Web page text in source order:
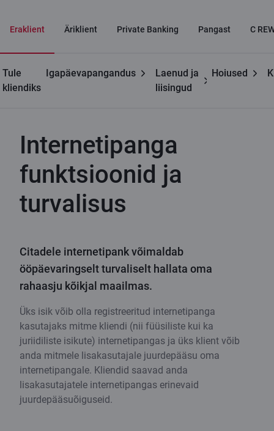
Eraklient Äriklient Private Banking Pangast C
Tule
kliendiks
Igapäevapangandus
Laenud ja
liisingud
Hoiused
Kasulikku
Internetipanga funktsioonid ja
Internetipanga
funktsioonid ja
turvalisus
Citadele internetipank võimaldab
ööpäevaringselt turvaliselt hallata oma
rahaasju kõikjal maailmas.
Üks isik võib olla registreeritud internetipanga
kasutajaks mitme kliendi (nii füüsiliste kui ka
juriidiliste isikute) internetipangas ja üks klient võib
anda mitmele lisakasutajale juurdepääsu oma
internetipangale. Kliendid saavad anda
lisakasutajatele internetipangas erinevaid
juurdepääsuõiguseid.